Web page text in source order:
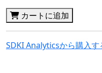
カートに追加
SDKI Analyticsから購入す